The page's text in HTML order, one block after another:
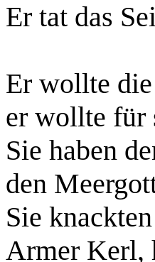
Er tat das
Er wollte
er wollte für
Sie haben
den
Sie
Armer Kerl,